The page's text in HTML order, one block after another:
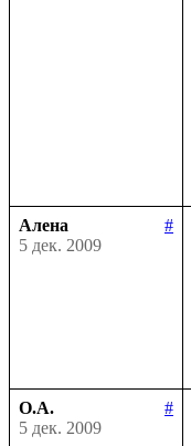
Алена
#
5 дек. 2009
О.А.
#
5 дек. 2009